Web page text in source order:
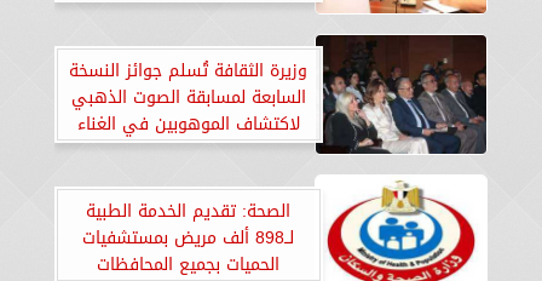
وزيرة الثقافة تُسلم جوائز النسخة
السابعة لمسابقة الصوت الذهبي
لاكتشاف الموهوبين في الغناء
الصحة: تقديم الخدمة الطبية
لــ898 ألف مريض بمستشفيات
الحميات بجميع المحافظات